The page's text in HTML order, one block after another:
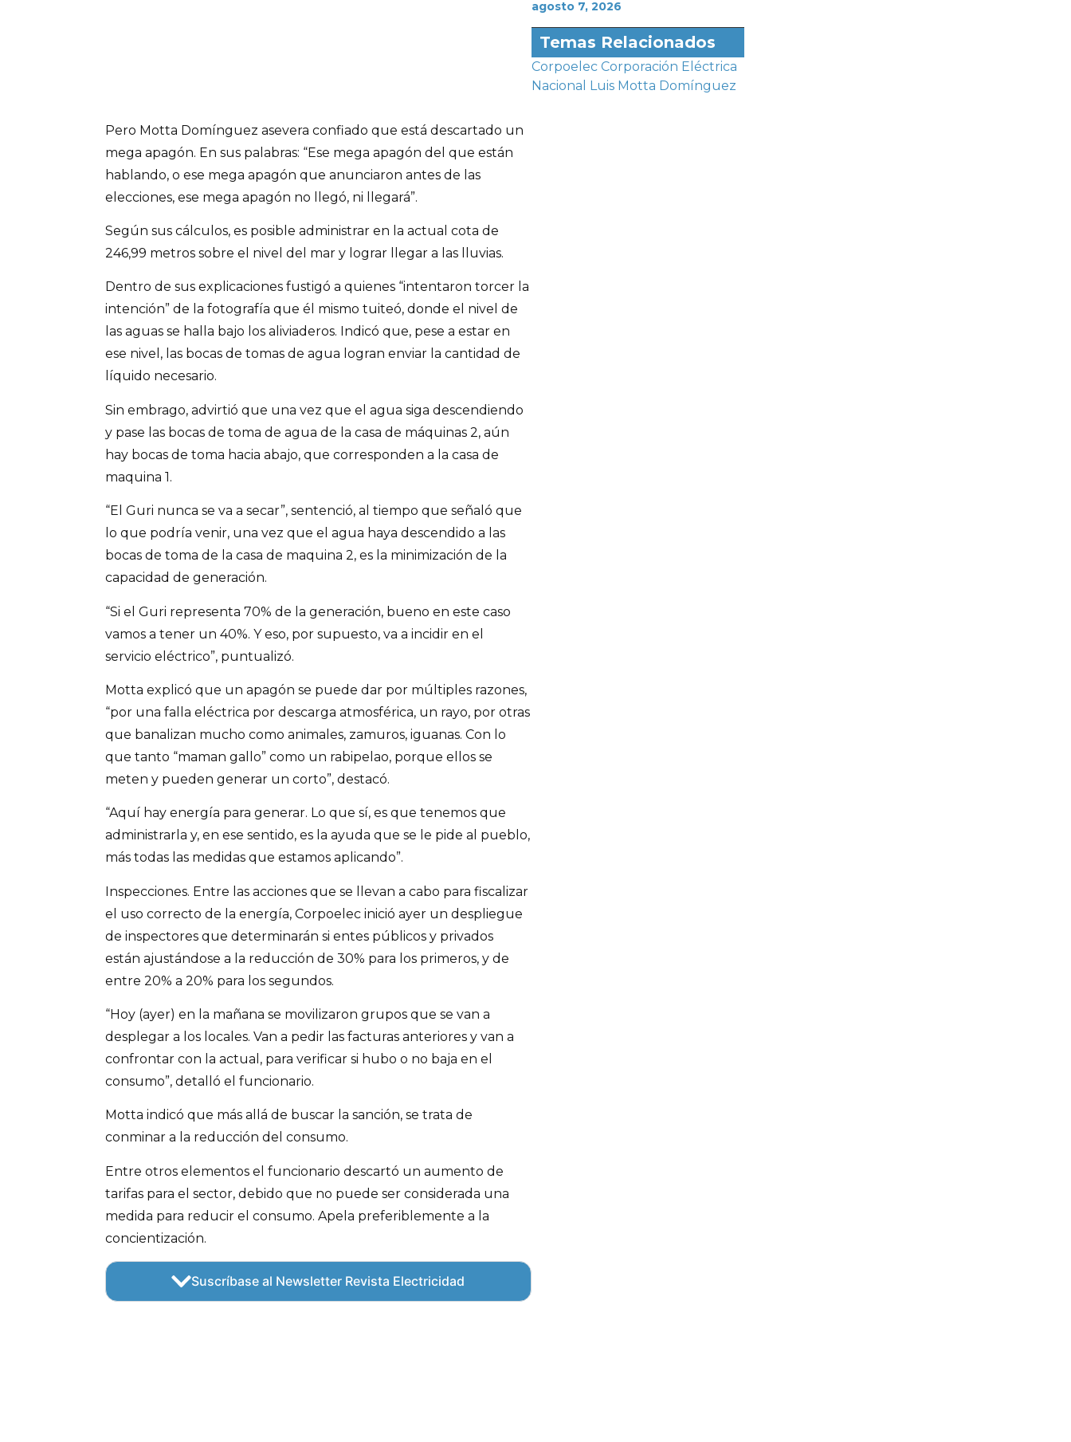
Pero Motta Domínguez asevera confiado que está descartado un
mega apagón. En sus palabras: “Ese mega apagón del que están
hablando, o ese mega apagón que anunciaron antes de las
elecciones, ese mega apagón no llegó, ni llegará”.
Según sus cálculos, es posible administrar en la actual cota de
246,99 metros sobre el nivel del mar y lograr llegar a las lluvias.
Dentro de sus explicaciones fustigó a quienes “intentaron torcer la
intención” de la fotografía que él mismo tuiteó, donde el nivel de
las aguas se halla bajo los aliviaderos. Indicó que, pese a estar en
ese nivel, las bocas de tomas de agua logran enviar la cantidad de
líquido necesario.
Sin embrago, advirtió que una vez que el agua siga descendiendo
y pase las bocas de toma de agua de la casa de máquinas 2, aún
hay bocas de toma hacia abajo, que corresponden a la casa de
maquina 1.
“El Guri nunca se va a secar”, sentenció, al tiempo que señaló que
lo que podría venir, una vez que el agua haya descendido a las
bocas de toma de la casa de maquina 2, es la minimización de la
capacidad de generación.
“Si el Guri representa 70% de la generación, bueno en este caso
vamos a tener un 40%. Y eso, por supuesto, va a incidir en el
servicio eléctrico”, puntualizó.
Motta explicó que un apagón se puede dar por múltiples razones,
“por una falla eléctrica por descarga atmosférica, un rayo, por otras
que banalizan mucho como animales, zamuros, iguanas. Con lo
que tanto “maman gallo” como un rabipelao, porque ellos se
meten y pueden generar un corto”, destacó.
“Aquí hay energía para generar. Lo que sí, es que tenemos que
administrarla y, en ese sentido, es la ayuda que se le pide al pueblo,
más todas las medidas que estamos aplicando”.
Inspecciones. Entre las acciones que se llevan a cabo para fiscalizar
el uso correcto de la energía, Corpoelec inició ayer un despliegue
de inspectores que determinarán si entes públicos y privados
están ajustándose a la reducción de 30% para los primeros, y de
entre 20% a 20% para los segundos.
“Hoy (ayer) en la mañana se movilizaron grupos que se van a
desplegar a los locales. Van a pedir las facturas anteriores y van a
confrontar con la actual, para verificar si hubo o no baja en el
consumo”, detalló el funcionario.
Motta indicó que más allá de buscar la sanción, se trata de
conminar a la reducción del consumo.
Entre otros elementos el funcionario descartó un aumento de
tarifas para el sector, debido que no puede ser considerada una
medida para reducir el consumo. Apela preferiblemente a la
concientización.
Suscríbase al Newsletter Revista Electricidad
agosto 7, 2026
Temas Relacionados
Corpoelec Corporación Eléctrica
Nacional Luis Motta Domínguez